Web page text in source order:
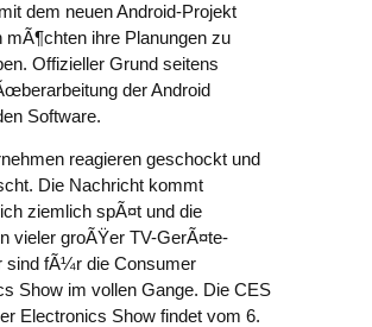
dem neuen Android-Projekt
mÃ¶chten ihre Planungen zu
Offizieller Grund seitens
der Android
Software.
reagieren geschockt und
Die Nachricht kommt
ziemlich spÃ¤t und die
vieler groÃŸer TV-GerÃ¤te-
sind fÃ¼r die Consumer
Show im vollen Gange. Die CES
Electronics Show findet vom 6.